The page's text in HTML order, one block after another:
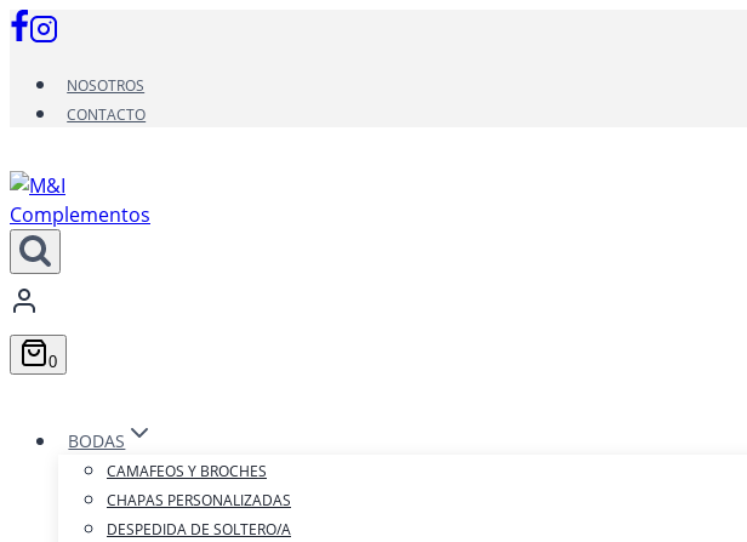
Saltar
contenidoNOSOTROS
CONTACTO
0
BODAS
CAMAFEOS Y BROCHES
CHAPAS PERSONALIZADAS
DESPEDIDA DE SOLTERO/A